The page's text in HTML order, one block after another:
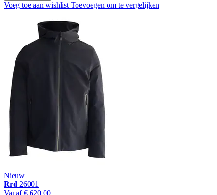
Voeg toe aan wishlist Toevoegen om te vergelijken
Nieuw
Rrd 26001
Vanaf € 620,00